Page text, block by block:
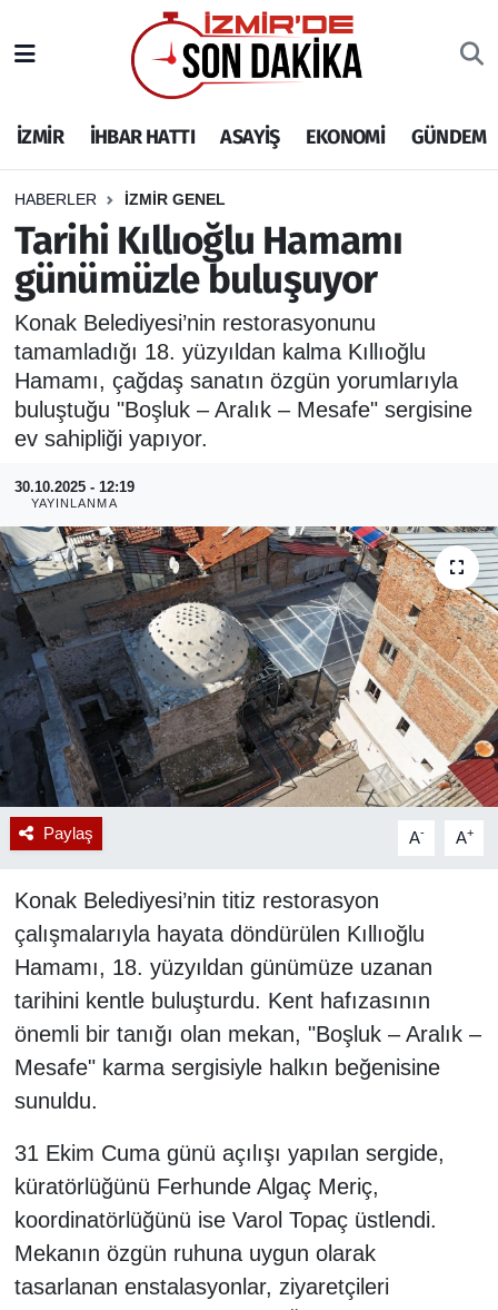
İZMİR İHBAR HATTI ASAYİŞ EKONOMİ GÜNDEM
HABERLER İZMİR GENEL
Tarihi Kıllıoğlu Hamamı
günümüzle buluşuyor
Konak Belediyesi’nin restorasyonunu
tamamladığı 18. yüzyıldan kalma Kıllıoğlu
Hamamı, çağdaş sanatın özgün yorumlarıyla
buluştuğu "Boşluk – Aralık – Mesafe" sergisine
ev sahipliği yapıyor.
30.10.2025 - 12:19
YAYINLANMA
Paylaş A- A+
Konak Belediyesi’nin titiz restorasyon
çalışmalarıyla hayata döndürülen Kıllıoğlu
Hamamı, 18. yüzyıldan günümüze uzanan
tarihini kentle buluşturdu. Kent hafızasının
önemli bir tanığı olan mekan, "Boşluk – Aralık –
Mesafe" karma sergisiyle halkın beğenisine
sunuldu.
31 Ekim Cuma günü açılışı yapılan sergide,
küratörlüğünü Ferhunde Algaç Meriç,
koordinatörlüğünü ise Varol Topaç üstlendi.
Mekanın özgün ruhuna uygun olarak
tasarlanan enstalasyonlar, ziyaretçileri
İHBAR HATTI
DEPREM
GENEL
EKONOMİ
SİYASET
SPOR
ASAYİŞ
RESMİ REKLAM
İzmir Nöbetçi Eczaneler
İzmir Hava Durumu
İzmir Namaz Vakitleri
İzmir Trafik Yoğunluk Haritası
Puan Durumu ve Fikstür
Tüm Manşetler
Son Dakika Haberleri
Haber Arşivi